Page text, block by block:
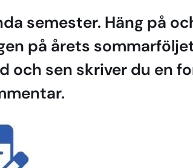
semester. Häng på
på årets
och sen skriver du en